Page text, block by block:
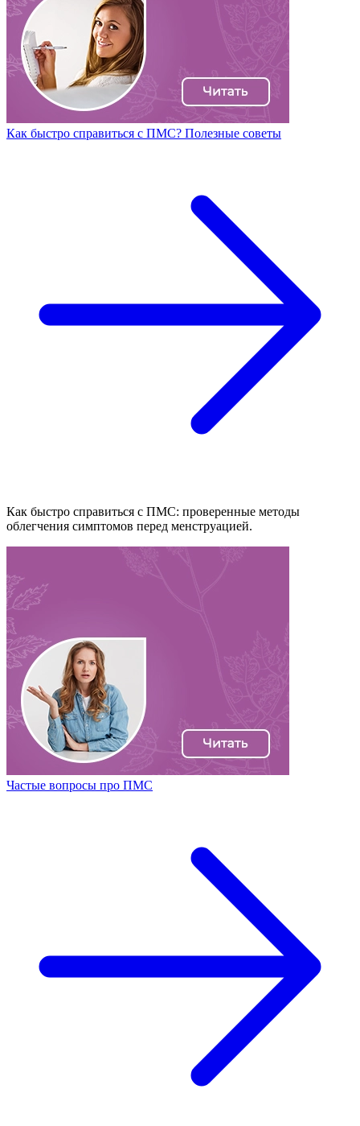
Как быстро справиться с ПМС? Полезные советы
Как быстро справиться с ПМС: проверенные методы
облегчения симптомов перед менструацией.
Частые вопросы про ПМС